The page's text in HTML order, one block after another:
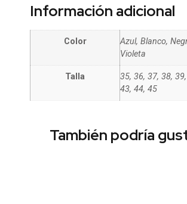
Información adicional
Color
Azul, Blanco,
Violeta
Talla
35, 36, 37, 38,
43, 44, 45
También podría